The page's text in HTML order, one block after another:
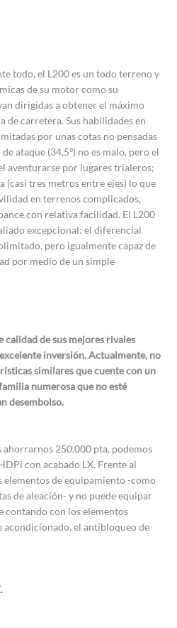
todo, el L200 es un todo terreno y
de su motor como su
dirigidas a obtener el máximo
de carretera. Sus habilidades en
por unas cotas no pensadas
ataque (34,5º) no es malo, pero el
aventurarse por lugares trialeros;
(casi tres metros entre ejes) lo que
en terrenos complicados,
con relativa facilidad. El L200
excepcional: el diferencial
pero igualmente capaz de
por medio de un simple
calidad de sus mejores rivales
inversión. Actualmente, no
similares que cuente con un
numerosa que no esté
desembolso.
ahorrarnos 250.000 pta, podemos
con acabado LX. Frente al
elementos de equipamiento -como
de aleación- y no puede equipar
contando con los elementos
el antibloqueo de